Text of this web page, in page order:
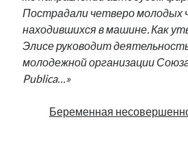
Пострадали четверо молодых
находившихся в машине. Как
Элисе руководит
молодежной организации Союза
Publica…»
Беременная